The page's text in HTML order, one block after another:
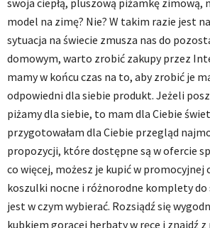
model na zimę? Nie? W takim razie jest
sytuacja na świecie zmusza nas do
domowym, warto zrobić zakupy przez
mamy w końcu czas na to, aby zrobić je
odpowiedni dla siebie produkt. Jeżeli
piżamy dla siebie, to mam dla Ciebie
przygotowałam dla Ciebie przegląd
propozycji, które dostępne są w ofercie
co więcej, możesz je kupić w promocyjnej
koszulki nocne i różnorodne komplety do
jest w czym wybierać. Rozsiądź się
kubkiem gorącej herbaty w ręce i znajdź